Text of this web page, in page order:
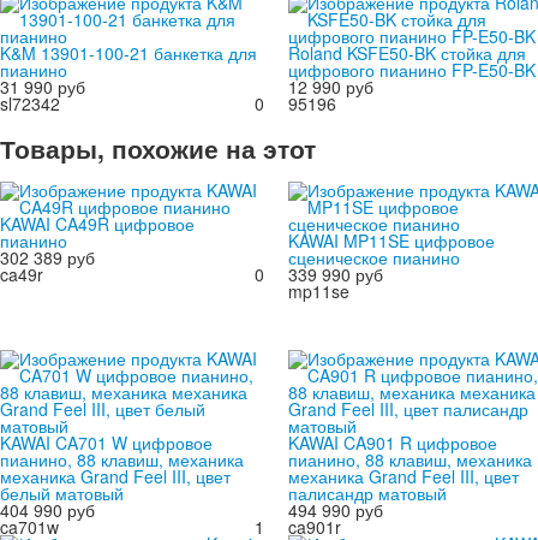
K&M 13901-100-21 банкетка для
пианино
31 990 руб
0
sl72342
Roland KSFE50-BK стойка для
цифрового пианино FP-E50-BK
12 990 руб
95196
Товары, похожие на этот
KAWAI CA49R цифровое
пианино
302 389 руб
0
ca49r
KAWAI MP11SE цифровое
сценическое пианино
339 990 руб
mp11se
KAWAI CA701 W цифровое
пианино, 88 клавиш, механика
механика Grand Feel III, цвет
белый матовый
404 990 руб
1
ca701w
KAWAI CA901 R цифровое
пианино, 88 клавиш, механика
механика Grand Feel III, цвет
палисандр матовый
494 990 руб
ca901r